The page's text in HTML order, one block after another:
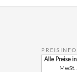
Alle Preise
MwSt.